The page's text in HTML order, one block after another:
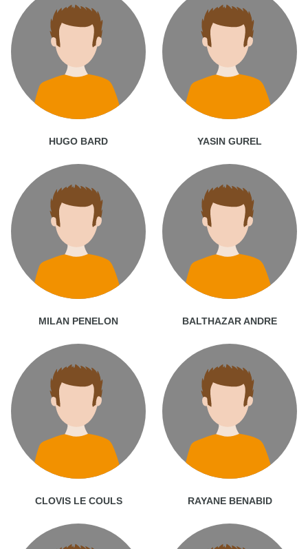
HUGO BARD YASIN GUREL
MILAN PENELON BALTHAZAR ANDRE
CLOVIS LE COULS RAYANE BENABID